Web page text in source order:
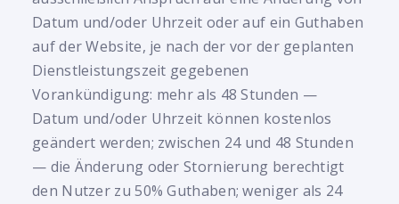
Datum und/oder Uhrzeit oder auf ein Guthaben
auf der Website, je nach der vor der geplanten
Dienstleistungszeit gegebenen
Vorankündigung: mehr als 48 Stunden —
Datum und/oder Uhrzeit können kostenlos
geändert werden; zwischen 24 und 48 Stunden
— die Änderung oder Stornierung berechtigt
den Nutzer zu 50% Guthaben; weniger als 24